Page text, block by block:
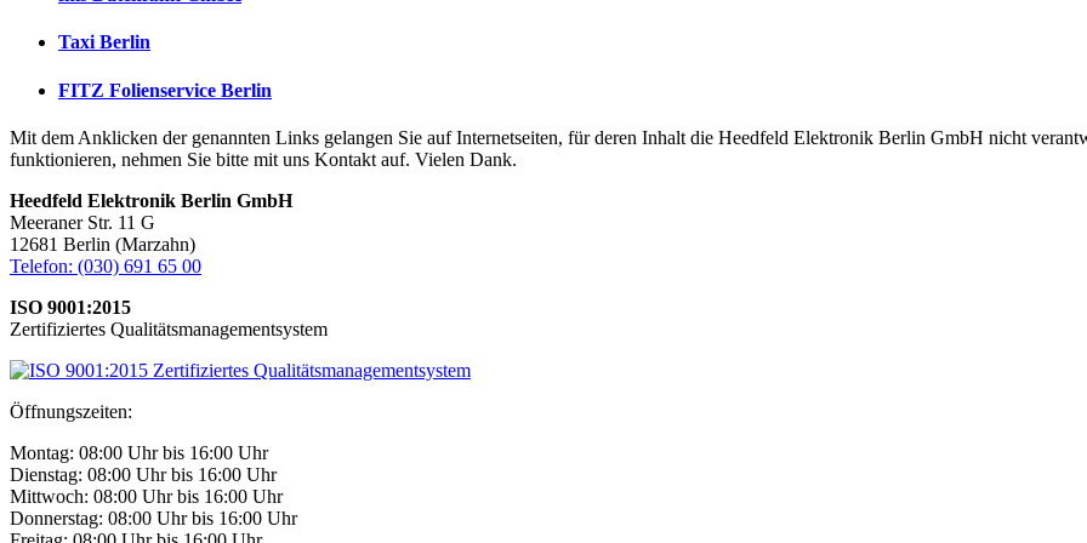
Taxi Berlin
FITZ Folienservice Berlin
Mit dem Anklicken der genannten Links gelangen Sie auf Internetseiten, für deren Inhalt die Heedfeld Elektronik Berlin GmbH nicht
funktionieren, nehmen Sie bitte mit uns Kontakt auf. Vielen Dank.
Heedfeld Elektronik Berlin GmbH
Meeraner Str. 11 G
12681 Berlin (Marzahn)
Telefon: (030) 691 65 00
ISO 9001:2015
Zertifiziertes Qualitätsmanagementsystem
Öffnungszeiten:
Montag: 08:00 Uhr bis 16:00 Uhr
Dienstag: 08:00 Uhr bis 16:00 Uhr
Mittwoch: 08:00 Uhr bis 16:00 Uhr
Donnerstag: 08:00 Uhr bis 16:00 Uhr